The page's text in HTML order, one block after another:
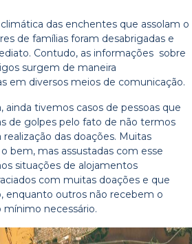
das enchentes que assolam o
de famílias foram desabrigadas e
Contudo, as informações sobre
surgem de maneira
em diversos meios de comunicação.
ainda tivemos casos de pessoas que
de golpes pelo fato de não termos
das doações. Muitas
bem, mas assustadas com esse
situações de alojamentos
com muitas doações e que
enquanto outros não recebem o
necessário.